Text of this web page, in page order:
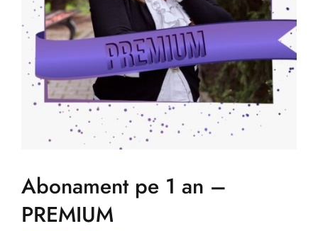
Abonament pe 1 an –
PREMIUM